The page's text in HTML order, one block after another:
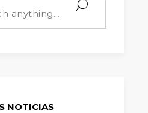
NOTICIAS